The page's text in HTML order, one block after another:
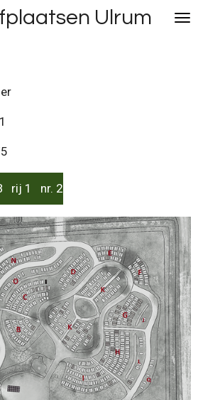
Ulrum
rij 1 nr. 2